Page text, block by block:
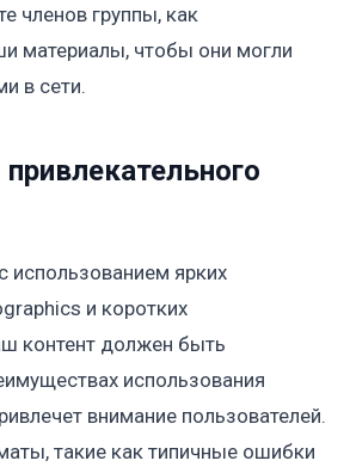
членов группы, как
материалы, чтобы они могли
в сети.
использованием ярких
и коротких
контент должен быть
использования
внимание пользователей.
такие как типичные ошибки